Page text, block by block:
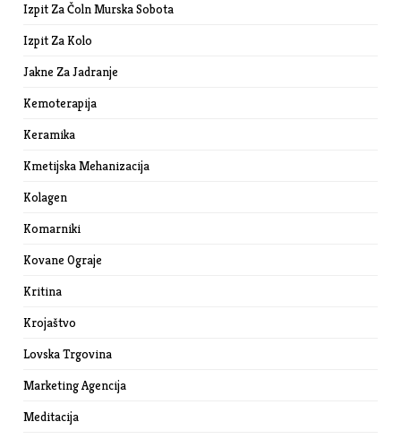
Izpit Za Čoln Murska Sobota
Izpit Za Kolo
Jakne Za Jadranje
Kemoterapija
Keramika
Kmetijska Mehanizacija
Kolagen
Komarniki
Kovane Ograje
Kritina
Krojaštvo
Lovska Trgovina
Marketing Agencija
Meditacija